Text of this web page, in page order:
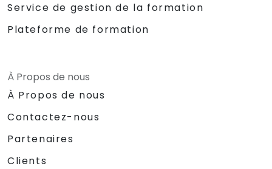
Service de gestion de la formation
Plateforme de formation
À Propos de nous
À Propos de nous
Contactez-nous
Partenaires
Clients